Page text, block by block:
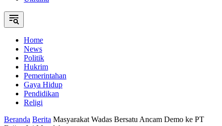
Home
News
Politik
Hukrim
Pemerintahan
Gaya Hidup
Pendidikan
Religi
Beranda Berita Masyarakat Wadas Bersatu Ancam Demo ke PT